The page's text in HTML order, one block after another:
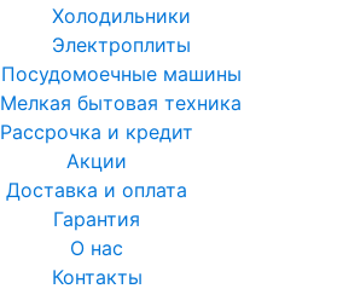
Холодильники
Электроплиты
Посудомоечные машины
Мелкая бытовая техника
Рассрочка и кредит
Акции
Доставка и оплата
Гарантия
О нас
Контакты